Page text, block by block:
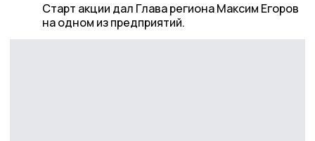
Старт акции дал Глава региона Максим Егоров
на одном из предприятий.